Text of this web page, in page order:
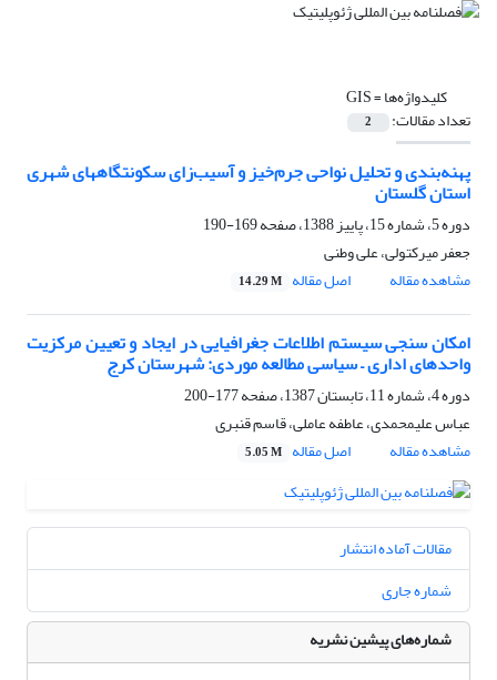
کلیدواژه‌ها =GIS
تعداد مقالات: 2
پهنه‌بندی و تحلیل نواحی جرم‌خیز و آسیب‌زای سکونتگاههای شهری
استان گلستان
دوره 5، شماره 15، پاییز 1388، صفحه
169-190
جعفر میرکتولی، علی وطنی
مشاهده مقاله
اصل مقاله 14.29 M
امکان‌ سنجی سیستم اطلاعات جغرافیایی در ایجاد و تعیین مرکزیت
واحد‌های اداری – سیاسی مطالعه موردی: شهرستان کرج
دوره 4، شماره 11، تابستان 1387، صفحه
177-200
عباس علیمحمدی، عاطفه عاملی، قاسم قنبری
مشاهده مقاله
اصل مقاله 5.05 M
مقالات آماده انتشار
شماره جاری
شماره‌های پیشین نشریه